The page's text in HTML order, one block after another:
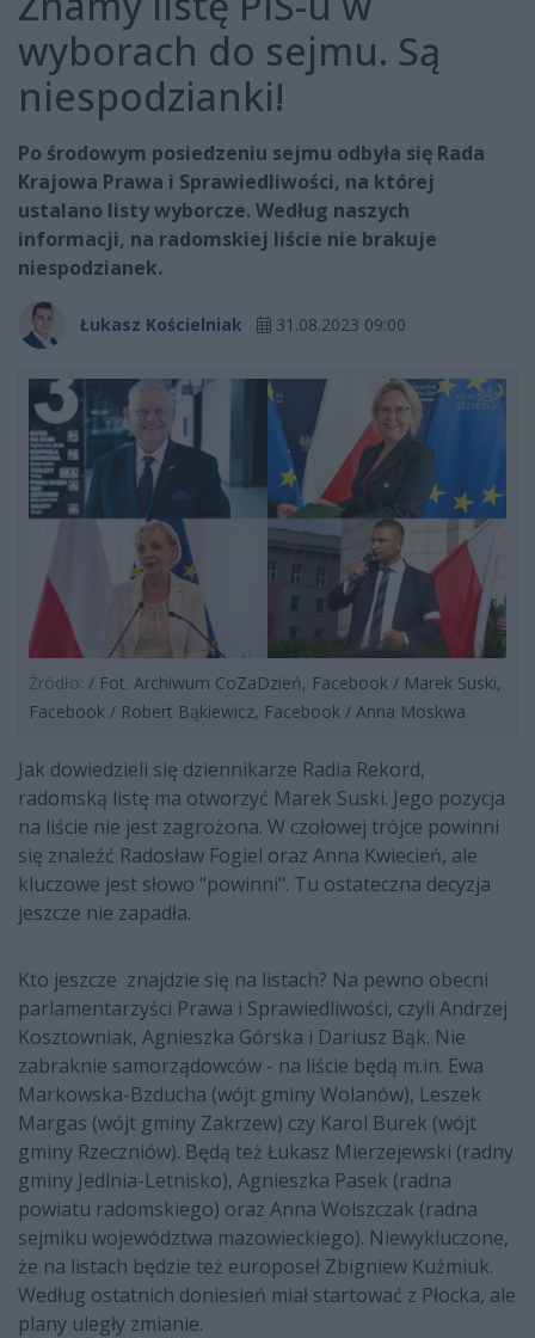
wyborach do sejmu. Są
niespodzianki!
Po środowym posiedzeniu sejmu odbyła się Rada
Krajowa Prawa i Sprawiedliwości, na której
ustalano listy wyborcze. Według naszych
informacji, na radomskiej liście nie brakuje
niespodzianek.
Łukasz Kościelniak 31.08.2023 09:00
Źródło: / Fot. Archiwum CoZaDzień, Facebook / Marek Suski,
Facebook / Robert Bąkiewicz, Facebook / Anna Moskwa
Jak dowiedzieli się dziennikarze Radia Rekord,
radomską listę ma otworzyć Marek Suski. Jego pozycja
na liście nie jest zagrożona. W czołowej trójce powinni
się znaleźć Radosław Fogiel oraz Anna Kwiecień, ale
kluczowe jest słowo "powinni". Tu ostateczna decyzja
jeszcze nie zapadła.
Kto jeszcze znajdzie się na listach? Na pewno obecni
parlamentarzyści Prawa i Sprawiedliwości, czyli Andrzej
Kosztowniak, Agnieszka Górska i Dariusz Bąk. Nie
zabraknie samorządowców - na liście będą m.in. Ewa
Markowska-Bzducha (wójt gminy Wolanów), Leszek
Margas (wójt gminy Zakrzew) czy Karol Burek (wójt
gminy Rzeczniów). Będą też Łukasz Mierzejewski (radny
gminy Jedlnia-Letnisko), Agnieszka Pasek (radna
powiatu radomskiego) oraz Anna Wolszczak (radna
sejmiku województwa mazowieckiego). Niewykluczone,
że na listach będzie też europoseł Zbigniew Kuźmiuk.
Według ostatnich doniesień miał startować z Płocka, ale
plany uległy zmianie.